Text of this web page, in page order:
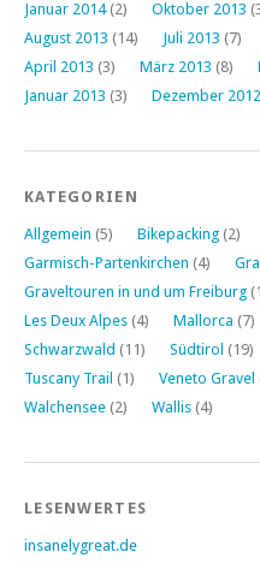
Januar 2014(2) Oktober 2013
August 2013 (14) Juli 2013 (7)
April 2013 (3) März 2013 (8)
Januar 2013 (3) Dezember 2012
KATEGORIEN
Allgemein (5) Bikepacking (2)
Garmisch-Partenkirchen (4)
Graveltouren in und um Freiburg
Les Deux Alpes (4) Mallorca (7)
Schwarzwald (11) Südtirol (19)
Tuscany Trail (1) Veneto Gravel
Walchensee (2) Wallis (4)
LESENWERTES
insanelygreat.de